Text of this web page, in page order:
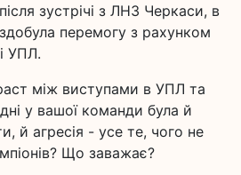
зустрічі з ЛНЗ Черкаси, в
перемогу з рахунком
УПЛ.
між виступами в УПЛ та
у вашої команди була й
й агресія - усе те, чого не
Що заважає?